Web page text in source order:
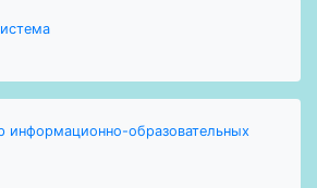
информационно-образовательных